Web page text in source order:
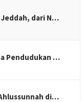
dari N…
Pendudukan …
di…